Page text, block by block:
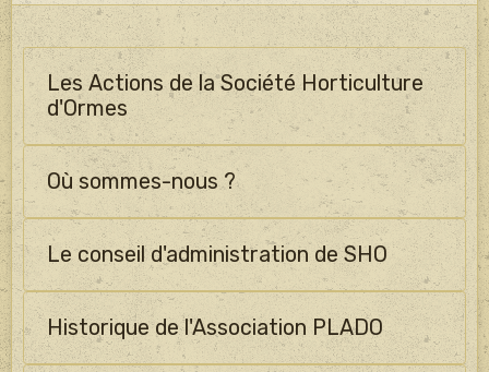
Les Actions de la Société Horticulture
d'Ormes
Où sommes-nous ?
Le conseil d'administration de SHO
Historique de l'Association PLADO